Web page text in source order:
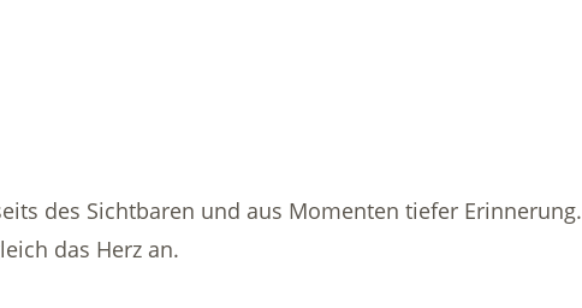
des Sichtbaren und aus Momenten tiefer Erinnerung.
das Herz an.